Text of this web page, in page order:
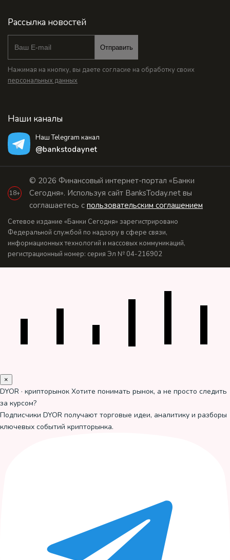
Рассылка новостей
Отправить
Нажимая на кнопку, вы даете согласие на обработку своих
персональных данных
Наши каналы
Наш Telegram канал
@bankstodaynet
18+
© 2026 Финансовый интернет-портал «Банки
Сегодня». Используя сайт BanksToday.net вы
соглашаетесь с пользовательским соглашением
Сетевое издание «Банки Сегодня» зарегистрировано
Федеральной службой по надзору в сфере связи,
информационных технологий и массовых коммуникаций,
регистрационный номер: серия Эл № 04-216902
×
DYOR · крипторынок Хотите понимать рынок, а не просто следить
за курсом?
Подписчики DYOR получают торговые идеи, аналитику и разборы
ключевых событий крипторынка.